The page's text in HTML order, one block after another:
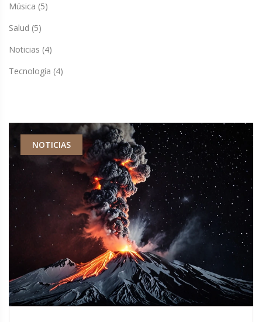
Música (5)
Salud (5)
Noticias (4)
Tecnología (4)
NOTICIAS